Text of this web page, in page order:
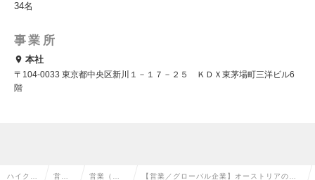
34名
事業所
本社
〒104-0033 東京都中央区新川１－１７－２５ ＫＤＸ東茅場町三洋ビル6
階
ハイクラ 営業 営業（法 【営業／グローバル企業】オーストリアの国